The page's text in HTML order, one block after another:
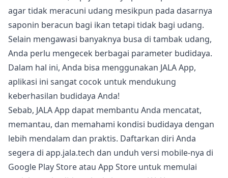
agar tidak meracuni udang mesikpun pada dasarnya
saponin beracun bagi ikan tetapi tidak bagi udang.
Selain mengawasi banyaknya busa di tambak udang,
Anda perlu mengecek berbagai parameter budidaya.
Dalam hal ini, Anda bisa menggunakan JALA App,
aplikasi ini sangat cocok untuk mendukung
keberhasilan budidaya Anda!
Sebab, JALA App dapat membantu Anda mencatat,
memantau, dan memahami kondisi budidaya dengan
lebih mendalam dan praktis. Daftarkan diri Anda
segera di app.jala.tech dan unduh versi mobile-nya di
Google Play Store atau App Store untuk memulai